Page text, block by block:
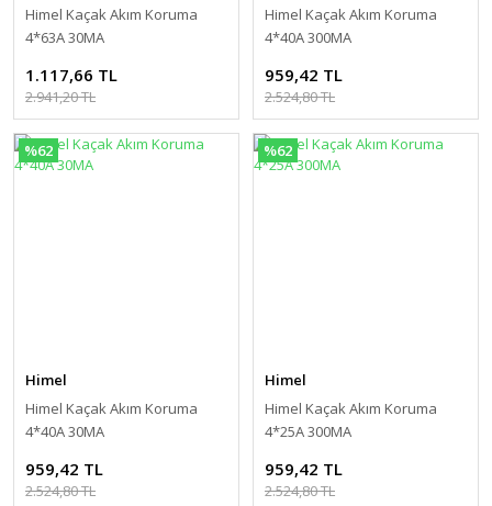
Himel Kaçak Akım Koruma
4*63A 30MA
1.117,66 TL
2.941,20 TL
Himel Kaçak Akım Koruma
4*40A 300MA
959,42 TL
2.524,80 TL
%62
Himel
Himel Kaçak Akım Koruma
4*40A 30MA
959,42 TL
2.524,80 TL
%62
Himel
Himel Kaçak Akım Koruma
4*25A 300MA
959,42 TL
2.524,80 TL